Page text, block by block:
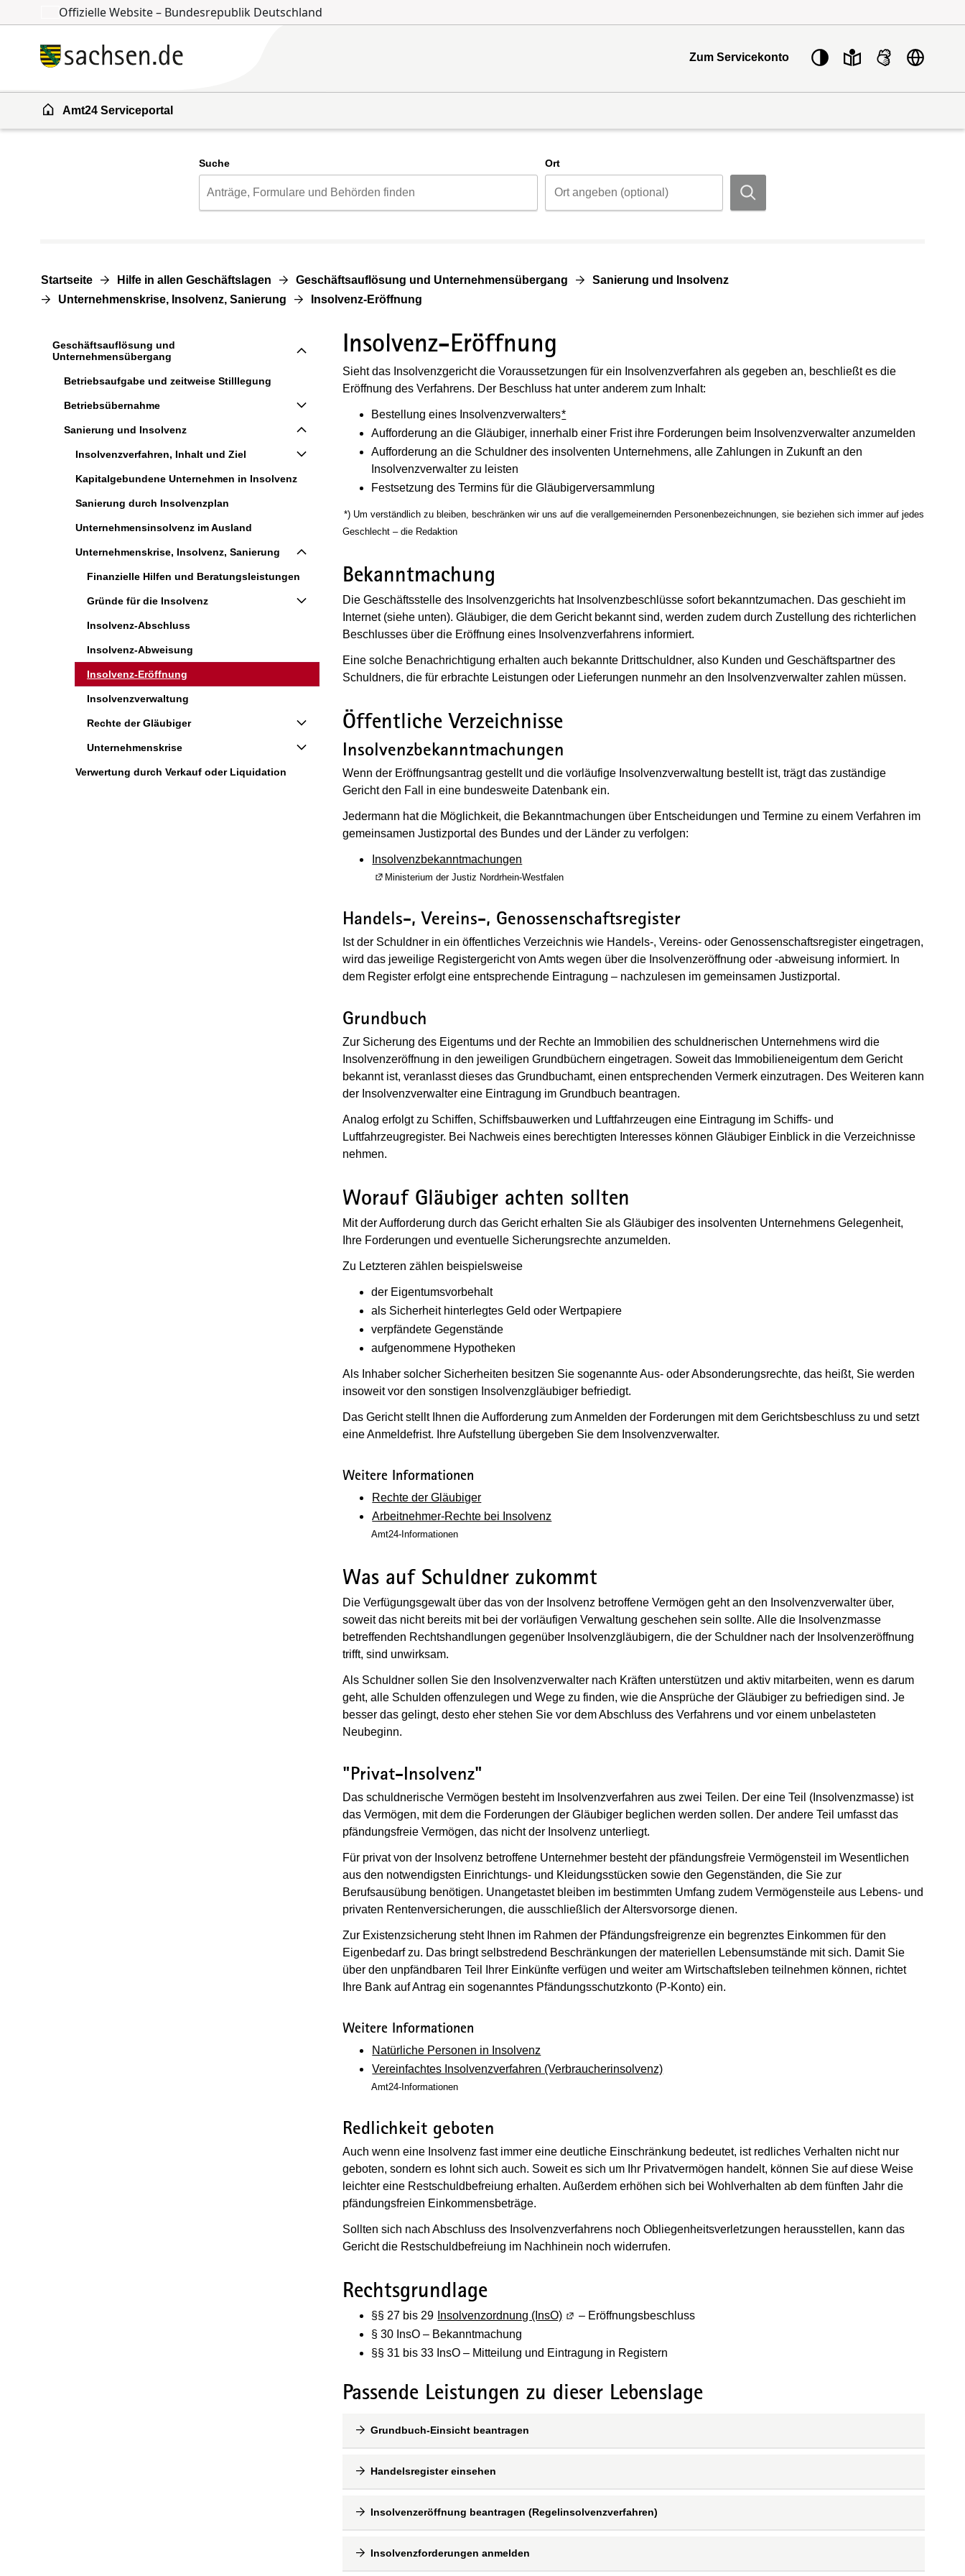
Zum Inhalt springen
Zur Suche springen
Offizielle Website – Bundesrepublik Deutschland
Zum Servicekonto Sprache
Amt24 Serviceportal
Suche Ort
Suchen
Startseite Hilfe in allen Geschäftslagen Geschäftsauflösung und Unternehmensübergang
Sanierung und Insolvenz
Unternehmenskrise, Insolvenz, Sanierung
Insolvenz-Eröffnung
Geschäftsauflösung und
Unternehmensübergang
Betriebsaufgabe und zeitweise Stilllegung
Betriebsübernahme
Sanierung und Insolvenz
Insolvenzverfahren, Inhalt und Ziel
Kapitalgebundene Unternehmen in Insolvenz
Sanierung durch Insolvenzplan
Unternehmensinsolvenz im Ausland
Unternehmenskrise, Insolvenz, Sanierung
Finanzielle Hilfen und Beratungsleistungen
Gründe für die Insolvenz
Insolvenz-Abschluss
Insolvenz-Abweisung
Insolvenz-Eröffnung
Insolvenzverwaltung
Rechte der Gläubiger
Unternehmenskrise
Verwertung durch Verkauf oder Liquidation
Insolvenz-Eröffnung
Sieht das Insolvenzgericht die Voraussetzungen für ein Insolvenzverfahren als gegeben an, beschließt es die
Eröffnung des Verfahrens. Der Beschluss hat unter anderem zum Inhalt:
Bestellung eines Insolvenzverwalters*
Aufforderung an die Gläubiger, innerhalb einer Frist ihre Forderungen beim Insolvenzverwalter anzumelden
Aufforderung an die Schuldner des insolventen Unternehmens, alle Zahlungen in Zukunft an den
Insolvenzverwalter zu leisten
Festsetzung des Termins für die Gläubigerversammlung
(Wird in einem neuen Fenster geöffnet)
*) Um verständlich zu bleiben, beschränken wir uns auf die verallgemeinernden Personenbezeichnungen, sie beziehen sich immer auf jedes
Geschlecht – die Redaktion
Bekanntmachung
Die Geschäftsstelle des Insolvenzgerichts hat Insolvenzbeschlüsse sofort bekanntzumachen. Das geschieht im
Internet (siehe unten). Gläubiger, die dem Gericht bekannt sind, werden zudem durch Zustellung des richterlichen
Beschlusses über die Eröffnung eines Insolvenzverfahrens informiert.
Eine solche Benachrichtigung erhalten auch bekannte Drittschuldner, also Kunden und Geschäftspartner des
Schuldners, die für erbrachte Leistungen oder Lieferungen nunmehr an den Insolvenzverwalter zahlen müssen.
Öffentliche Verzeichnisse
Insolvenzbekanntmachungen
Wenn der Eröffnungsantrag gestellt und die vorläufige Insolvenzverwaltung bestellt ist, trägt das zuständige
Gericht den Fall in eine bundesweite Datenbank ein.
Jedermann hat die Möglichkeit, die Bekanntmachungen über Entscheidungen und Termine zu einem Verfahren im
gemeinsamen Justizportal des Bundes und der Länder zu verfolgen:
Insolvenzbekanntmachungen
(Wird in einem neuen Fenster geöffnet)
Ministerium der Justiz Nordrhein-Westfalen
Handels-, Vereins-, Genossenschaftsregister
Ist der Schuldner in ein öffentliches Verzeichnis wie Handels-, Vereins- oder Genossenschaftsregister eingetragen,
wird das jeweilige Registergericht von Amts wegen über die Insolvenzeröffnung oder -abweisung informiert. In
dem Register erfolgt eine entsprechende Eintragung – nachzulesen im gemeinsamen Justizportal.
Grundbuch
Zur Sicherung des Eigentums und der Rechte an Immobilien des schuldnerischen Unternehmens wird die
Insolvenzeröffnung in den jeweiligen Grundbüchern eingetragen. Soweit das Immobilieneigentum dem Gericht
bekannt ist, veranlasst dieses das Grundbuchamt, einen entsprechenden Vermerk einzutragen. Des Weiteren kann
der Insolvenzverwalter eine Eintragung im Grundbuch beantragen.
Analog erfolgt zu Schiffen, Schiffsbauwerken und Luftfahrzeugen eine Eintragung im Schiffs- und
Luftfahrzeugregister. Bei Nachweis eines berechtigten Interesses können Gläubiger Einblick in die Verzeichnisse
nehmen.
Worauf Gläubiger achten sollten
Mit der Aufforderung durch das Gericht erhalten Sie als Gläubiger des insolventen Unternehmens Gelegenheit,
Ihre Forderungen und eventuelle Sicherungsrechte anzumelden.
Zu Letzteren zählen beispielsweise
der Eigentumsvorbehalt
als Sicherheit hinterlegtes Geld oder Wertpapiere
verpfändete Gegenstände
aufgenommene Hypotheken
Als Inhaber solcher Sicherheiten besitzen Sie sogenannte Aus- oder Absonderungsrechte, das heißt, Sie werden
insoweit vor den sonstigen Insolvenzgläubiger befriedigt.
Das Gericht stellt Ihnen die Aufforderung zum Anmelden der Forderungen mit dem Gerichtsbeschluss zu und setzt
eine Anmeldefrist. Ihre Aufstellung übergeben Sie dem Insolvenzverwalter.
Weitere Informationen
Rechte der Gläubiger
Arbeitnehmer-Rechte bei Insolvenz
Amt24-Informationen
Was auf Schuldner zukommt
Die Verfügungsgewalt über das von der Insolvenz betroffene Vermögen geht an den Insolvenzverwalter über,
soweit das nicht bereits mit bei der vorläufigen Verwaltung geschehen sein sollte. Alle die Insolvenzmasse
betreffenden Rechtshandlungen gegenüber Insolvenzgläubigern, die der Schuldner nach der Insolvenzeröffnung
trifft, sind unwirksam.
Als Schuldner sollen Sie den Insolvenzverwalter nach Kräften unterstützen und aktiv mitarbeiten, wenn es darum
geht, alle Schulden offenzulegen und Wege zu finden, wie die Ansprüche der Gläubiger zu befriedigen sind. Je
besser das gelingt, desto eher stehen Sie vor dem Abschluss des Verfahrens und vor einem unbelasteten
Neubeginn.
"Privat-Insolvenz"
Das schuldnerische Vermögen besteht im Insolvenzverfahren aus zwei Teilen. Der eine Teil (Insolvenzmasse) ist
das Vermögen, mit dem die Forderungen der Gläubiger beglichen werden sollen. Der andere Teil umfasst das
pfändungsfreie Vermögen, das nicht der Insolvenz unterliegt.
Für privat von der Insolvenz betroffene Unternehmer besteht der pfändungsfreie Vermögensteil im Wesentlichen
aus den notwendigsten Einrichtungs- und Kleidungsstücken sowie den Gegenständen, die Sie zur
Berufsausübung benötigen. Unangetastet bleiben im bestimmten Umfang zudem Vermögensteile aus Lebens- und
privaten Rentenversicherungen, die ausschließlich der Altersvorsorge dienen.
Zur Existenzsicherung steht Ihnen im Rahmen der Pfändungsfreigrenze ein begrenztes Einkommen für den
Eigenbedarf zu. Das bringt selbstredend Beschränkungen der materiellen Lebensumstände mit sich. Damit Sie
über den unpfändbaren Teil Ihrer Einkünfte verfügen und weiter am Wirtschaftsleben teilnehmen können, richtet
Ihre Bank auf Antrag ein sogenanntes Pfändungsschutzkonto (P-Konto) ein.
Weitere Informationen
Natürliche Personen in Insolvenz
Vereinfachtes Insolvenzverfahren (Verbraucherinsolvenz)
Amt24-Informationen
Redlichkeit geboten
Auch wenn eine Insolvenz fast immer eine deutliche Einschränkung bedeutet, ist redliches Verhalten nicht nur
geboten, sondern es lohnt sich auch. Soweit es sich um Ihr Privatvermögen handelt, können Sie auf diese Weise
leichter eine Restschuldbefreiung erhalten. Außerdem erhöhen sich bei Wohlverhalten ab dem fünften Jahr die
pfändungsfreien Einkommensbeträge.
Sollten sich nach Abschluss des Insolvenzverfahrens noch Obliegenheitsverletzungen herausstellen, kann das
Gericht die Restschuldbefreiung im Nachhinein noch widerrufen.
Rechtsgrundlage
§§ 27 bis 29 Insolvenzordnung (InsO) (Wird in einem neuen Fenster geöffnet)
– Eröffnungsbeschluss
§ 30 InsO – Bekanntmachung
§§ 31 bis 33 InsO – Mitteilung und Eintragung in Registern
Passende Leistungen zu dieser Lebenslage
Grundbuch-Einsicht beantragen
Handelsregister einsehen
Insolvenzeröffnung beantragen (Regelinsolvenzverfahren)
Insolvenzforderungen anmelden